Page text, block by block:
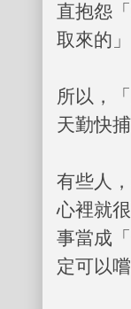
直抱怨
取來的
所以，
天勤快
有些人
心裡就
事當成
定可以